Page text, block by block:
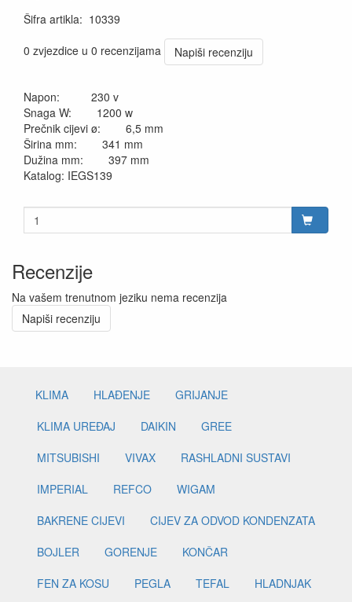
Šifra artikla: 10339
0 zvjezdice u 0 recenzijama
Napiši recenziju
Napon: 230 v
Snaga W: 1200 w
Prečnik cijevi ø: 6,5 mm
Širina mm: 341 mm
Dužina mm: 397 mm
Katalog: IEGS139
Recenzije
Na vašem trenutnom jeziku nema recenzija
Napiši recenziju
KLIMA HLAĐENJE
GRIJANJE
KLIMA UREĐAJ
DAIKIN
GREE
MITSUBISHI
VIVAX
RASHLADNI SUSTAVI
IMPERIAL
REFCO
WIGAM
BAKRENE CIJEVI
CIJEV ZA ODVOD KONDENZATA
BOJLER
GORENJE
KONČAR
FEN ZA KOSU
PEGLA TEFAL
HLADNJAK